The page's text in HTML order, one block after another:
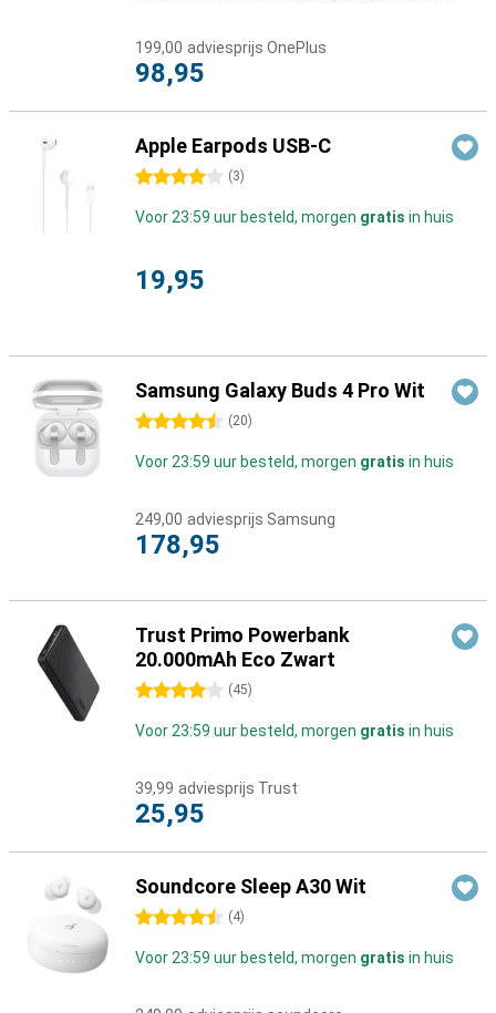
199,00 adviesprijs OnePlus
98,95
Apple Earpods USB-C
4 sterren (3)
Voor 23:59 uur besteld, morgen gratis in huis
19,95
Samsung Galaxy Buds 4 Pro Wit
4.5 sterren (20)
Voor 23:59 uur besteld, morgen gratis in huis
249,00 adviesprijs Samsung
178,95
Trust Primo Powerbank
20.000mAh Eco Zwart
4 sterren (45)
Voor 23:59 uur besteld, morgen gratis in huis
39,99 adviesprijs Trust
25,95
Soundcore Sleep A30 Wit
4.5 sterren (4)
Voor 23:59 uur besteld, morgen gratis in huis